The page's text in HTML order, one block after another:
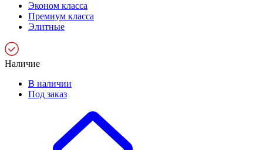
Эконом класса
Премиум класса
Элитные
Наличие
В наличии
Под заказ